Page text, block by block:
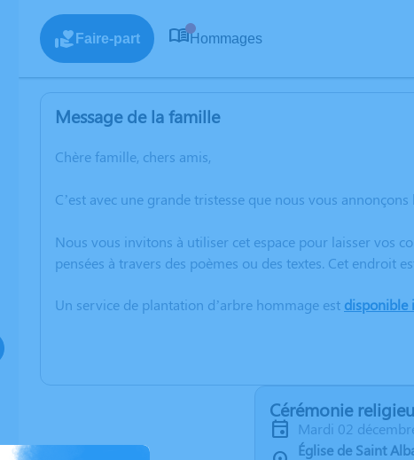
Faire-part Hommages
Message de la famille
Chère famille, chers amis,
C’est avec une grande tristesse que nous vous
Nous vous invitons à utiliser cet espace pour laisser vos
pensées à travers des poèmes ou des textes. Cet endroit
Un service de plantation d’arbre hommage est disponible
Cérémonie
mardi 02
Église de Saint